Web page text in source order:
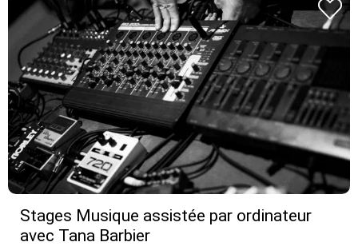
Stages Musique assistée par ordinateur
avec Tana Barbier